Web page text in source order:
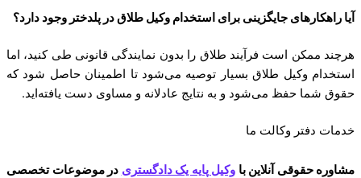
آیا راهکارهای جایگزینی برای استخدام وکیل طلاق در پلدختر وجود دارد؟
هرچند ممکن است فرآیند طلاق را بدون نمایندگی قانونی طی کنید، اما
استخدام وکیل طلاق بسیار توصیه می‌شود تا اطمینان حاصل شود که
حقوق شما حفظ می‌شود و به نتایج عادلانه و مساوی دست یافته‌اید.
خدمات دفتر وکالت ما
مشاوره حقوقی آنلاین با وکیل پایه یک دادگستری در موضوعات تخصصی